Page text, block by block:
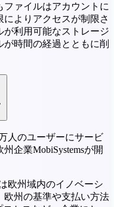
ァイルはアカウントに
よりアクセスが制限さ
が利用可能なストレージ
時間の経過とともに削
人のユーザーにサービ
企業MobiSystemsが開
欧州域内のイノベーシ
欧州の基準や支払い方法